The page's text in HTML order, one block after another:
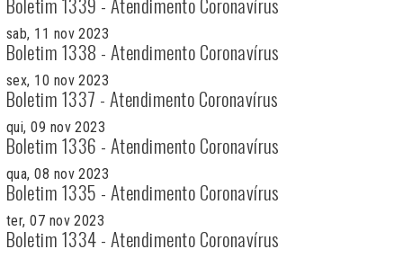
sab, 11 nov 2023
Boletim 1338 - Atendimento Coronavírus
sex, 10 nov 2023
Boletim 1337 - Atendimento Coronavírus
qui, 09 nov 2023
Boletim 1336 - Atendimento Coronavírus
qua, 08 nov 2023
Boletim 1335 - Atendimento Coronavírus
ter, 07 nov 2023
Boletim 1334 - Atendimento Coronavírus